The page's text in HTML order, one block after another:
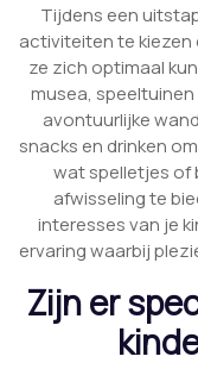
Tijdens een
activiteiten te kiezen
ze zich optimaal
musea,
avontuurlijke
snacks en drinken
wat spelletjes of
afwisseling te
interesses van je
ervaring waarbij
Zijn er